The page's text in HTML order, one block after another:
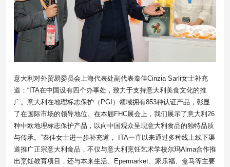
意大利对外贸易委员会上海代表处副代表秦佳Cinzia Sarli女士补充
道：“ITA在中国设有四个办事处，致力于支持意大利美食文化的推
广。意大利在地理标志保护（PGI）领域拥有853种认证产品，彰显
了在国际市场的领导地位。在本届FHC展会上，我们展示了意大利26
种中欧地理标志保护产品，以向中国观众呈现意大利食品的独特品质
与传承。”秦佳女士进一步补充道， ITA一直以来通过多种线上线下渠
道推广正宗意大利食品，不仅与意大利烹饪艺术学校尔玛Alma合作推
出烹饪教育项目，还与本来生活、Epermarket、家乐福、盒马等主要